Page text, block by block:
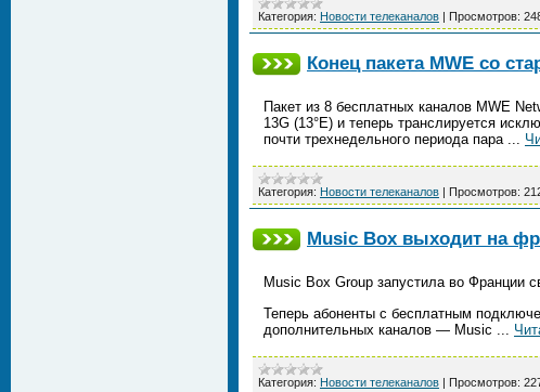
Категория: Новости телеканалов | Просмотров:
Конец пакета MWE со
Пакет из 8 бесплатных каналов MWE
13G (13°E) и теперь транслируется
почти трехнедельного периода пара ...
Категория: Новости телеканалов | Просмотров:
Music Box выходит на
Music Box Group запустила во Франции
Теперь абоненты с бесплатным
дополнительных каналов — Music ...
Категория: Новости телеканалов | Просмотров: